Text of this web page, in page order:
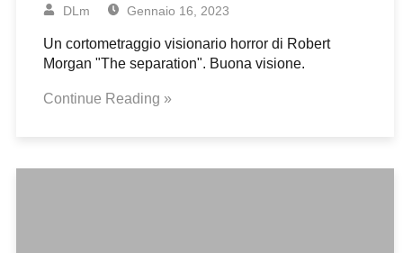
DLm Gennaio 16, 2023
Un cortometraggio visionario horror di Robert
Morgan "The separation". Buona visione.
Continue Reading »